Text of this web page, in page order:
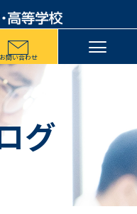
お問い合わせ
グ